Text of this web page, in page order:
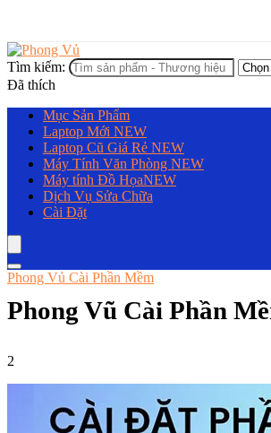
Tìm kiếm:
Đã thích
Mục Sản Phẩm
Laptop Mới NEW
Laptop Cũ Giá Rẻ NEW
Máy Tính Văn Phòng NEW
Máy tính Đồ HọaNEW
Dịch Vụ Sửa Chữa
Cài Đặt
Phong Vủ Cài Phần Mềm
Phong Vũ Cài Phần
2